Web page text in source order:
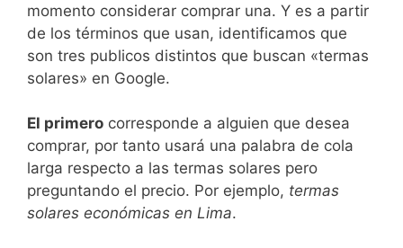
momento considerar comprar una. Y es a partir
de los términos que usan, identificamos que
son tres publicos distintos que buscan «termas
solares» en Google.
El primero corresponde a alguien que desea
comprar, por tanto usará una palabra de cola
larga respecto a las termas solares pero
preguntando el precio. Por ejemplo, termas
solares económicas en Lima.